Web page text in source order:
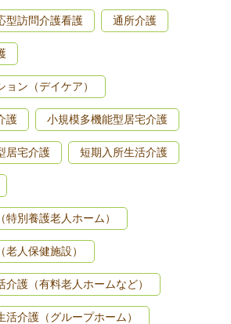
型訪問介護看護 通所介護
ン（デイケア）
護 小規模多機能型居宅介護
居宅介護 短期入所生活介護
別養護老人ホーム）
人保健施設）
護（有料老人ホームなど）
介護（グループホーム）